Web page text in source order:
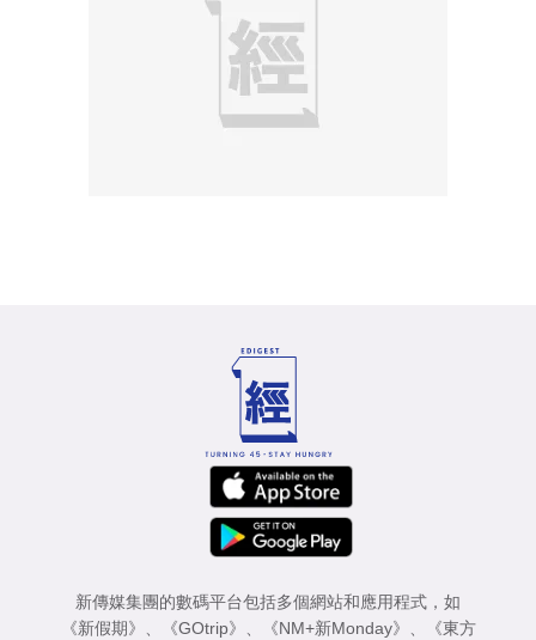
新傳媒集團的數碼平台包括多個網站和應用程式，如
《新假期》 、 《GOtrip》 、 《NM+新Monday》 、
《東方